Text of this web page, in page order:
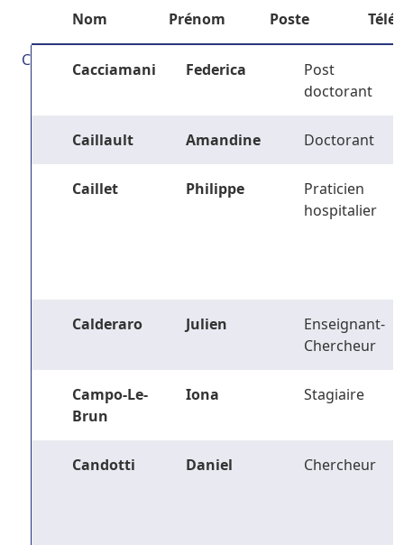
Nom Prénom Poste
C Cacciamani Federica
Post
doctorant
Caillault Amandine Doctorant
Caillet Philippe
Praticien
hospitalier
Calderaro Julien
Enseignant-
Chercheur
Campo-Le-
Brun
Iona Stagiaire
Candotti Daniel Chercheur